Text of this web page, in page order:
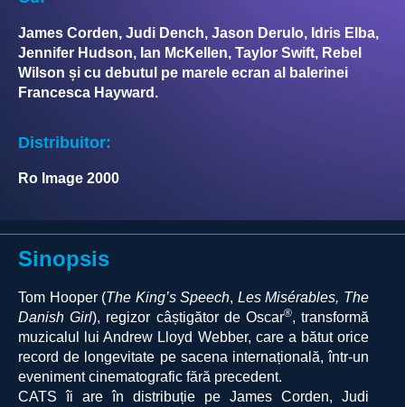
James Corden, Judi Dench, Jason Derulo, Idris Elba,
Jennifer Hudson, Ian McKellen, Taylor Swift, Rebel
Wilson și cu debutul pe marele ecran al balerinei
Francesca Hayward.
Distribuitor:
Ro Image 2000
Sinopsis
Tom Hooper (The King’s Speech, Les Misérables, The
Danish Girl), regizor câștigător de Oscar®, transformă
muzicalul lui Andrew Lloyd Webber, care a bătut orice
record de longevitate pe sacena internațională, într-un
eveniment cinematografic fără precedent.
CATS
îi are în distribuție pe James Corden, Judi